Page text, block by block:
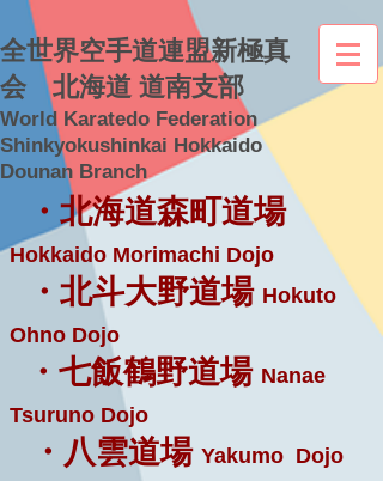
全世界空手道連盟新極真
会 北海道 道南支部
World Karatedo Federation
Shinkyokushinkai Hokkaido
Dounan Branch
・北海道森町道場
Hokkaido Morimachi Dojo
・北斗大野道場 Hokuto
Ohno Dojo
・七飯鶴野道場 Nanae
Tsuruno Dojo
・八雲道場 Yakumo Dojo